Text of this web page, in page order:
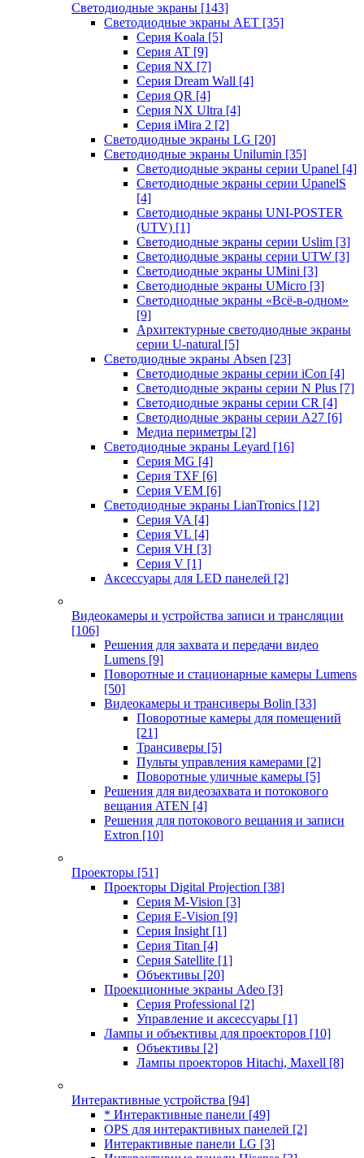
Светодиодные экраны [143]
Светодиодные экраны AET [35]
Cерия Koala [5]
Серия AT [9]
Серия NX [7]
Серия Dream Wall [4]
Серия QR [4]
Серия NX Ultra [4]
Серия iMira 2 [2]
Светодиодные экраны LG [20]
Светодиодные экраны Unilumin [35]
Светодиодные экраны серии Upanel [4]
Светодиодные экраны серии UpanelS
[4]
Светодиодные экраны UNI-POSTER
(UTV) [1]
Светодиодные экраны серии Uslim [3]
Светодиодные экраны серии UTW [3]
Светодиодные экраны UMini [3]
Светодиодные экраны UMicro [3]
Светодиодные экраны «Всё-в-одном»
[9]
Архитектурные светодиодные экраны
серии U-natural [5]
Светодиодные экраны Absen [23]
Светодиодные экраны серии iCon [4]
Светодиодные экраны серии N Plus [7]
Светодиодные экраны серии CR [4]
Светодиодные экраны серии А27 [6]
Медиа периметры [2]
Светодиодные экраны Leyard [16]
Серия MG [4]
Серия TXF [6]
Серия VEM [6]
Светодиодные экраны LianTronics [12]
Серия VA [4]
Серия VL [4]
Серия VH [3]
Серия V [1]
Аксессуары для LED панелей [2]
Видеокамеры и устройства записи и трансляции
[106]
Решения для захвата и передачи видео
Lumens [9]
Поворотные и стационарные камеры Lumens
[50]
Видеокамеры и трансиверы Bolin [33]
Поворотные камеры для помещений
[21]
Трансиверы [5]
Пульты управления камерами [2]
Поворотные уличные камеры [5]
Решения для видеозахвата и потокового
вещания ATEN [4]
Решения для потокового вещания и записи
Extron [10]
Проекторы [51]
Проекторы Digital Projection [38]
Серия M-Vision [3]
Серия E-Vision [9]
Серия Insight [1]
Серия Titan [4]
Серия Satellite [1]
Объективы [20]
Проекционные экраны Adeo [3]
Серия Professional [2]
Управление и аксессуары [1]
Лампы и объективы для проекторов [10]
Объективы [2]
Лампы проекторов Hitachi, Maxell [8]
Интерактивные устройства [94]
* Интерактивные панели [49]
OPS для интерактивных панелей [2]
Интерактивные панели LG [3]